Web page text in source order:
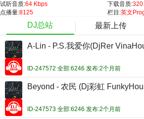
试听音质:64 Kbps 下载音质:320
点播量:8125 栏目:英文
DJ总站 最新上传
A-Lin - P.S.我爱你(DjRer
ID-247572 全部:6246 发布:2个月前
Beyond - 农民 (Dj彩虹
ID-247573 全部:6246 发布:2个月前